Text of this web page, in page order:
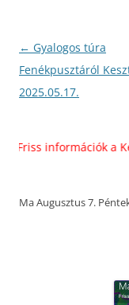
Bejegyzés
navigáció
← Gyalogos túra
Fenékpusztáról
2025.05.17.
információk a
Ma Augusztus 7.